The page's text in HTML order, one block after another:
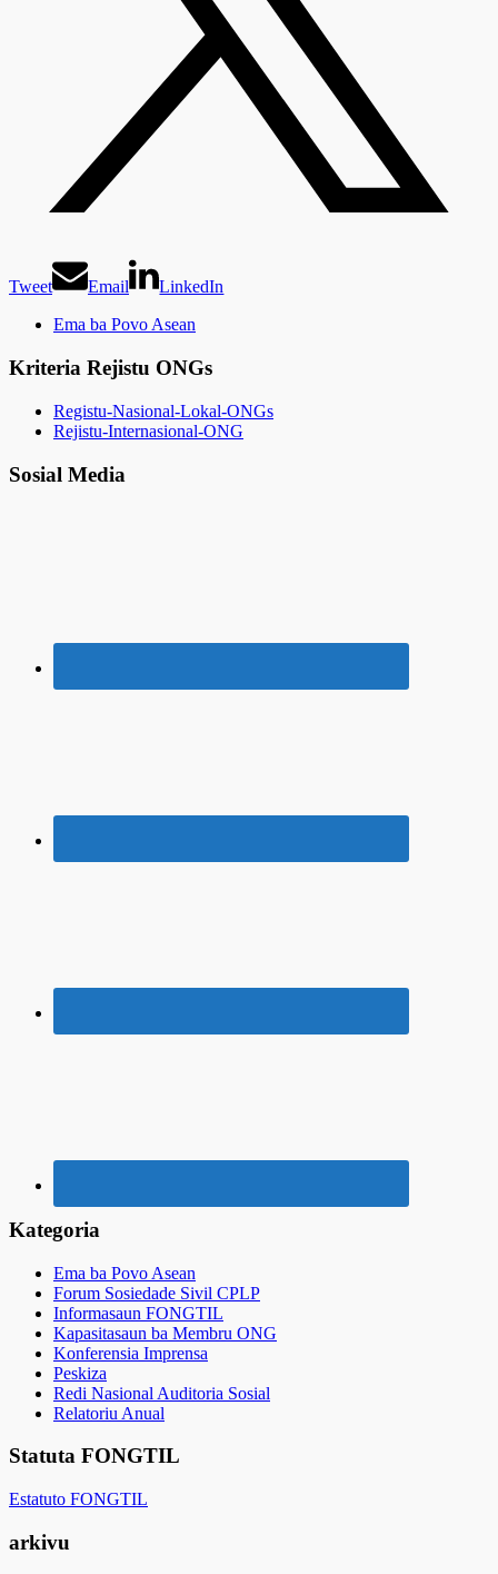
Tweet Email
LinkedIn
Ema ba Povo Asean
Kriteria Rejistu ONGs
Registu-Nasional-Lokal-ONGs
Rejistu-Internasional-ONG
Sosial Media
Kategoria
Ema ba Povo Asean
Forum Sosiedade Sivil CPLP
Informasaun FONGTIL
Kapasitasaun ba Membru ONG
Konferensia Imprensa
Peskiza
Redi Nasional Auditoria Sosial
Relatoriu Anual
Statuta FONGTIL
Estatuto FONGTIL
arkivu